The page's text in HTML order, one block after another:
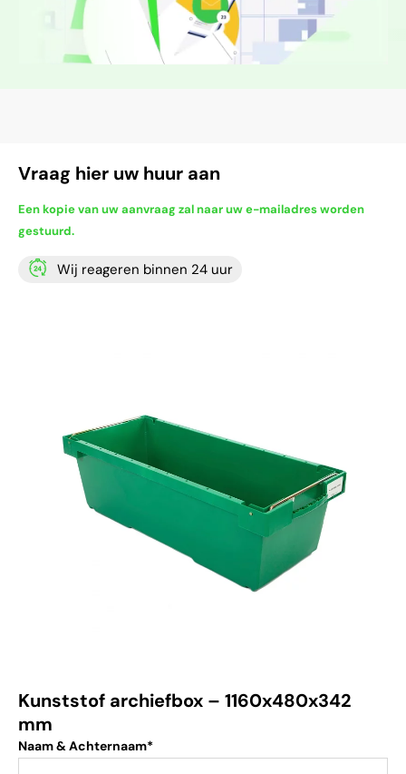
Vraag hier uw huur aan
Een kopie van uw aanvraag zal naar uw e-mailadres worden
gestuurd.
Wij reageren binnen 24 uur
Kunststof archiefbox – 1160x480x342
mm
Naam & Achternaam*